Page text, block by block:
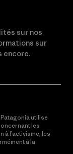
sur nos
sur
encore.
utilise
les
l’activisme, les
à la